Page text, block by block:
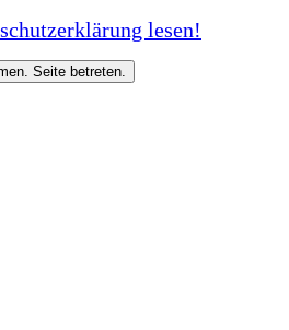
lesen!
Seite betreten.